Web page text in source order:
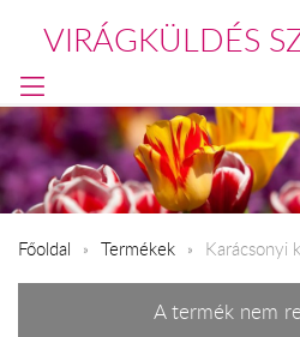
VIRÁGKÜLDÉS
Főoldal Termékek Karácsonyi
A termék nem